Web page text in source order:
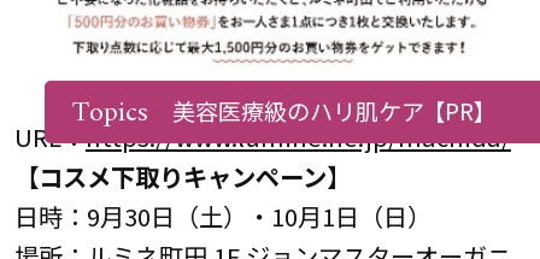
URL：https://www.lumine.ne.jp/machida/
【コスメ下取りキャンペーン】
日時：9月30日（土）・10月1日（日）
Topics 美容医療級のハリ肌ケア【PR】